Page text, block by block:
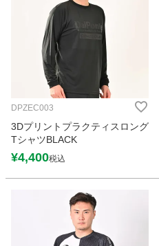
DPZEC003
3Dプリントプラクティスロング
TシャツBLACK
¥4,400税込